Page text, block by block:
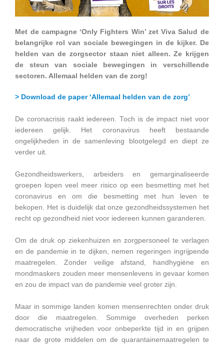
Met de campagne ‘Only Fighters Win’ zet Viva Salud de
belangrijke rol van sociale bewegingen in de kijker. De
helden van de zorgsector staan niet alleen. Ze krijgen
de steun van sociale bewegingen in verschillende
sectoren. Allemaal helden van de zorg!
> Download de paper ‘Allemaal helden van de zorg’
De coronacrisis raakt iedereen. Toch is de impact niet voor
iedereen gelijk. Het coronavirus heeft bestaande
ongelijkheden in de samenleving blootgelegd en diept ze
verder uit.
Gezondheidswerkers, arbeiders en gemarginaliseerde
groepen lopen veel meer risico op een besmetting met het
coronavirus en om die besmetting met hun leven te
bekopen. Het is duidelijk dat onze gezondheidssystemen het
recht op gezondheid niet voor iedereen kunnen garanderen.
Om de druk op ziekenhuizen en zorgpersoneel te verlagen
en de pandemie in te dijken, nemen regeringen ingrijpende
maatregelen. Zonder veilige afstand, handhygiëne en
mondmaskers zouden meer mensenlevens in gevaar komen
en zou de impact van de pandemie veel groter zijn.
Maar in sommige landen komen mensenrechten onder druk
door die maatregelen. Sommige overheden perken
democratische vrijheden voor onbeperkte tijd in en grijpen
naar de grote middelen om de quarantainemaatregelen te